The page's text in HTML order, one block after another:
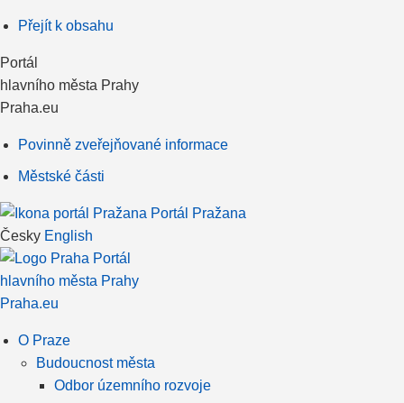
Přejít k obsahu
Portál
hlavního města Prahy
Praha.eu
Povinně zveřejňované informace
Městské části
Portál Pražana
Česky English
Portál
hlavního města Prahy
Praha.eu
O Praze
Budoucnost města
Odbor územního rozvoje